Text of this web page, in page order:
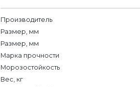
Производитель
Размер, мм
Размер, мм
Марка прочности
Морозостойкость
Вес, кг